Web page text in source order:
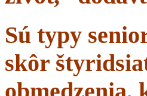
Sú typy
skôr